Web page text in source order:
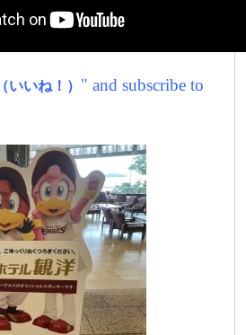
（いいね！） " and subscribe to